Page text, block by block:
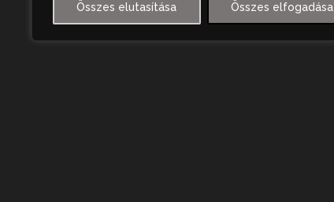
Összes elutasítása Összes elfogadása